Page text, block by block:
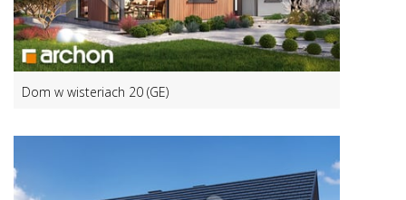
Dom w wisteriach 20 (GE)